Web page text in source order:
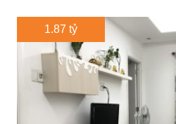
1.87 tỷ